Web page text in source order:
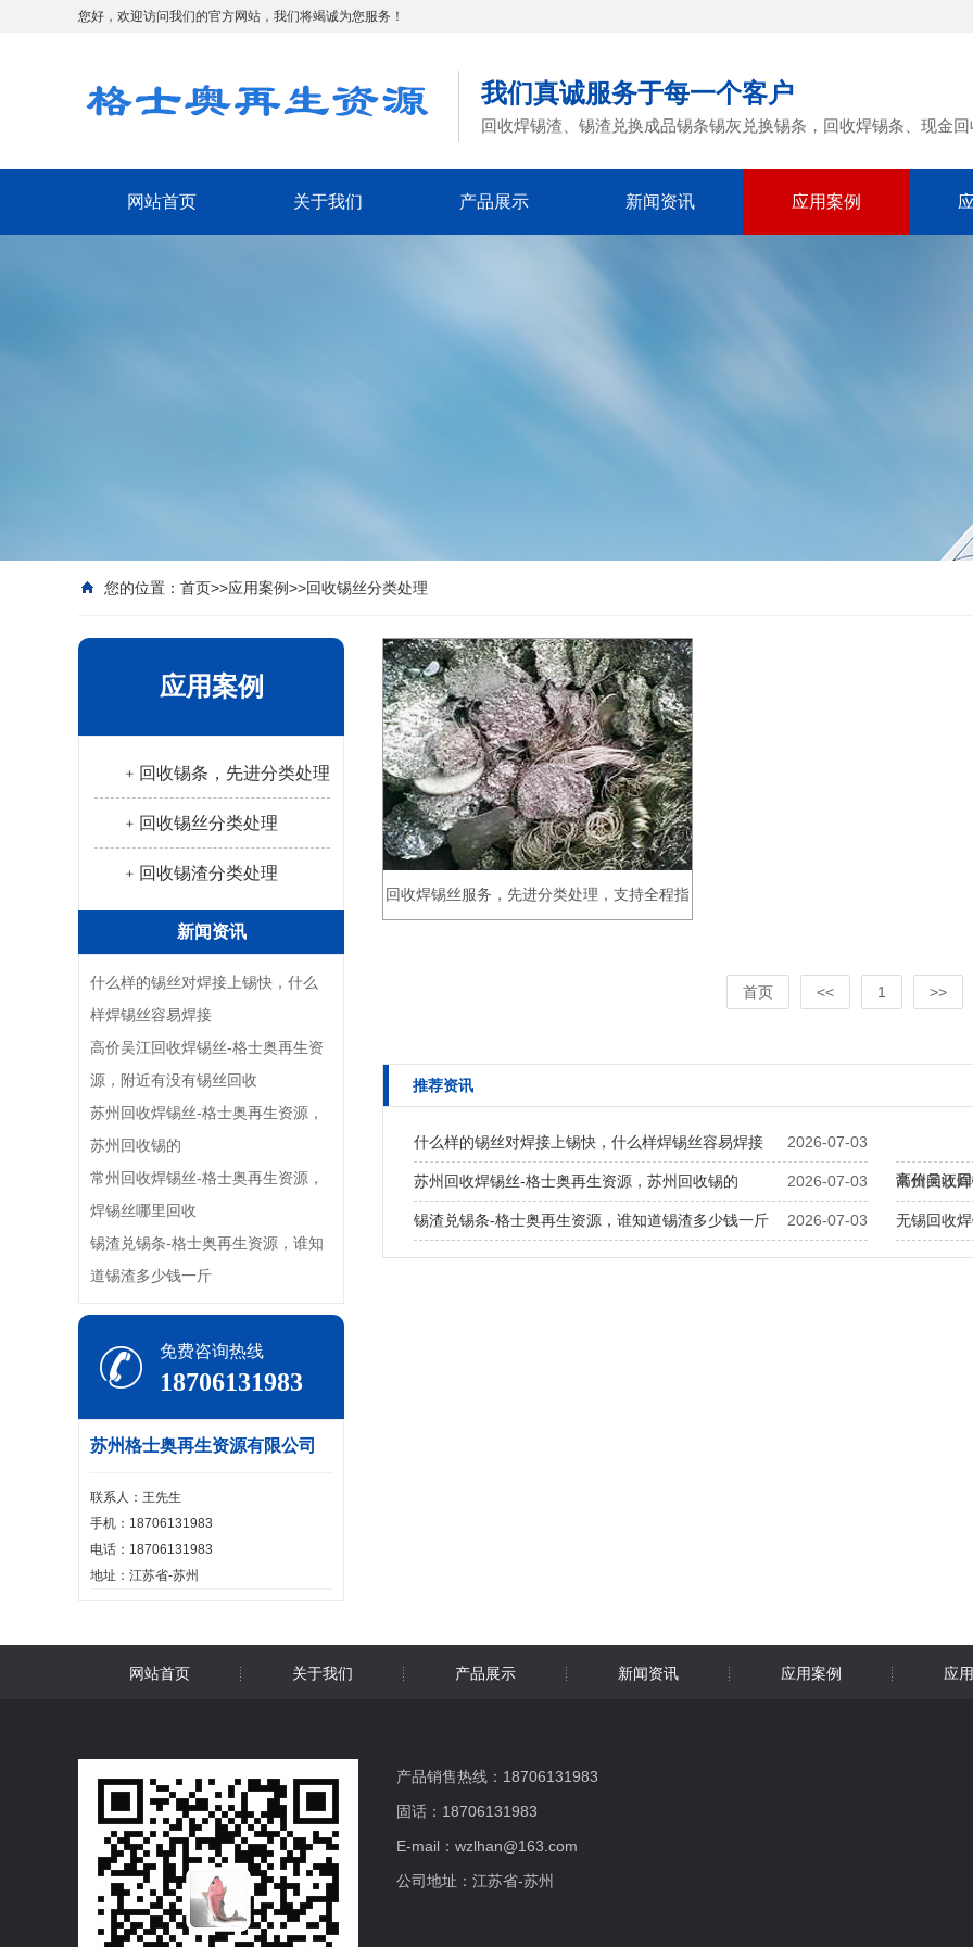
您好，欢迎访问我们的官方网站，我们将竭诚为您服务！
我们真诚服务于每一个客户
回收焊锡渣、锡渣兑换成品锡条锡灰兑换锡条，回收焊锡条、现金
网站首页 关于我们 产品展示 新闻资讯 应用案例
您的位置： 首页>>应用案例>>回收锡丝分类处理
应用案例
﹢回收锡条，先进分类处理
﹢回收锡丝分类处理
﹢回收锡渣分类处理
新闻资讯
什么样的锡丝对焊接上锡快，什么
样焊锡丝容易焊接
高价吴江回收焊锡丝-格士奥再生资
源，附近有没有锡丝回收
苏州回收焊锡丝-格士奥再生资源，
苏州回收锡的
常州回收焊锡丝-格士奥再生资源，
焊锡丝哪里回收
锡渣兑锡条-格士奥再生资源，谁知
道锡渣多少钱一斤
免费咨询热线
18706131983
苏州格士奥再生资源有限公司
联系人：王先生
手机：18706131983
电话：18706131983
地址：江苏省-苏州
回收焊锡丝服务，先进分类处理，支持全程指
首页 << 1 >>
推荐资讯
2026-07-03
什么样的锡丝对焊接上锡快，什么样焊锡丝容易焊接
高价吴江
2026-07-03
苏州回收焊锡丝-格士奥再生资源，苏州回收锡的 常州回收
2026-07-03
锡渣兑锡条-格士奥再生资源，谁知道锡渣多少钱一斤 无锡回收
网站首页 关于我们 产品展示 新闻资讯 应用案例 应
产品销售热线：18706131983
固话：18706131983
E-mail：wzlhan@163.com
公司地址：江苏省-苏州